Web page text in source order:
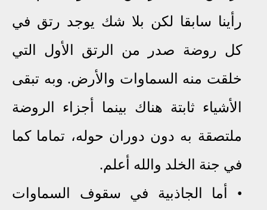
رأينا سابقا لكن بلا شك يوجد رتق في
كل روضة صدر من الرتق اﻷول التي
خلقت منه السماوات واﻷرض. وبه تبقى
اﻷشياء ثابتة هناك بينما أجزاء الروضة
ملتصقة به دون دوران حوله، تماما كما
في جنة الخلد والله أعلم.
•
أما الجاذبية في سقوف السماوات